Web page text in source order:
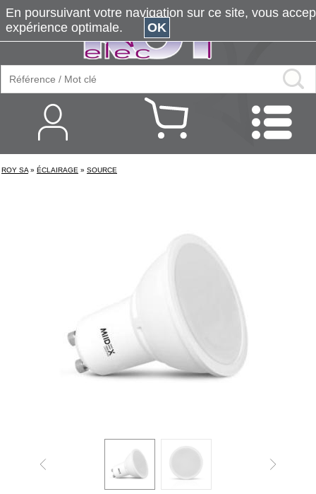
ROY SA » ÉCLAIRAGE » SOURCE
En poursuivant votre navigation sur ce site, vous
expérience optimale.
OK